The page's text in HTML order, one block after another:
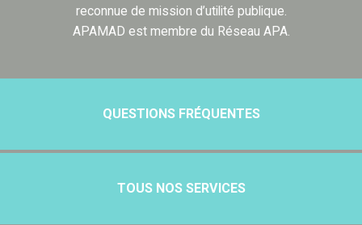
reconnue de mission d’utilité publique.
APAMAD est membre du Réseau APA.
QUESTIONS FRÉQUENTES
TOUS NOS SERVICES